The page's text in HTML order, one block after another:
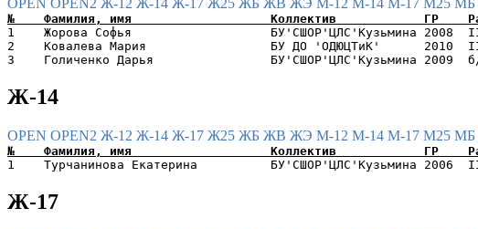
OPEN OPEN2 Ж-12 Ж-14 Ж-17 Ж25 ЖБ ЖВ ЖЭ М-12 М-14 М-17 М25 МБ
1    Жорова Софья                   БУ'СШОР'ЦЛС'Кузьмина
2    Ковалева Мария                 БУ ДО 'ОДЮЦТиК'
Ж-14
OPEN OPEN2 Ж-12 Ж-14 Ж-17 Ж25 ЖБ ЖВ ЖЭ М-12 М-14 М-17 М25 МБ
Ж-17